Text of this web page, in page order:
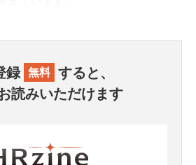
録 無料 すると、
読みいただけます